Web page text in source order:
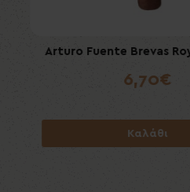
Villiger Premium No7
7,50€
Καλάθι
Arturo Fuente Brevas
6,70€
Καλάθι